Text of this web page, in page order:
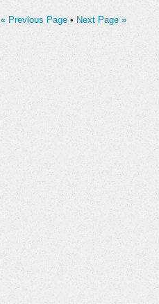
« Previous Page • Next Page »